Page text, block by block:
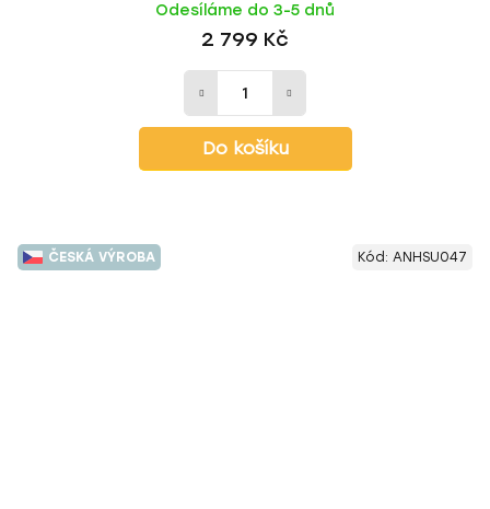
Odesíláme do 3-5 dnů
2 799 Kč
Do košíku
ČESKÁ VÝROBA Kód: ANHSU047